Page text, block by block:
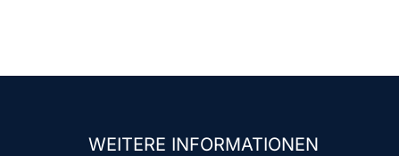
WEITERE INFORMATIONEN